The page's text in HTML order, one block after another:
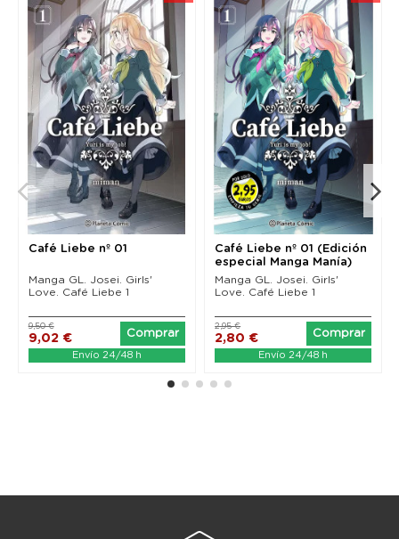
Café Liebe nº 01
Manga GL. Josei. Girls'
Love. Café Liebe 1
9,02 €
9,50 €
Comprar
Envío 24/48 h
Café Liebe nº 01 (Edición
especial Manga Manía)
Manga GL. Josei. Girls'
Love. Café Liebe 1
2,80 €
2,95 €
Comprar
Envío 24/48 h